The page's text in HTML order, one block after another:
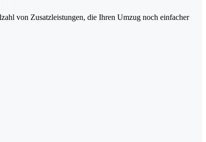
von Zusatzleistungen, die Ihren Umzug noch einfacher